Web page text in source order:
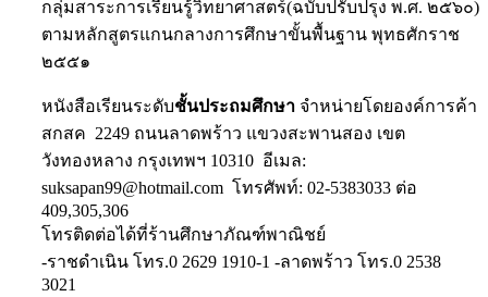
กลุ่มสาระการเรียนรู้วิทยาศาสตร์(ฉบับปรับปรุง พ.ศ. ๒๕๖๐)
ตามหลักสูตรแกนกลางการศึกษาขั้นพื้นฐาน พุทธศักราช
๒๕๕๑
หนังสือเรียนระดับชั้นประถมศึกษา จำหน่ายโดยองค์การค้า
สกสค 2249 ถนนลาดพร้าว แขวงสะพานสอง เขต
วังทองหลาง กรุงเทพฯ 10310 อีเมล:
suksapan99@hotmail.com โทรศัพท์: 02-5383033 ต่อ
409,305,306
โทรติดต่อได้ที่ร้านศึกษาภัณฑ์พาณิชย์
-ราชดำเนิน โทร.0 2629 1910-1 -ลาดพร้าว โทร.0 2538
3021